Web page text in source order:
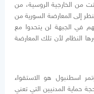
من الخارجية الروسية، من
تنظر إلى المعارضة السورية من
في الجبهة لن يتحدوا مع
النظام لأن تلك المعارضة
اسطنبول هو الاستقواء
حماية المدنيين التي تعني